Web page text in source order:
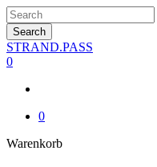
Skip
to
main
content
Search
Close
Search
STRAND.PASS
0
0
WarenkorbClose